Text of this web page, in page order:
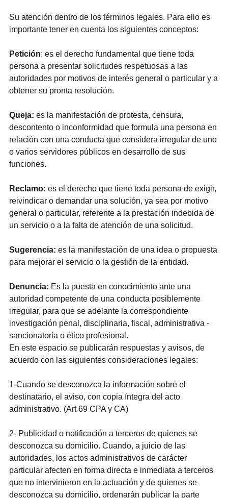
Su atención dentro de los términos legales. Para ello es
importante tener en cuenta los siguientes conceptos:
Petición: es el derecho fundamental que tiene toda
persona a presentar solicitudes respetuosas a las
autoridades por motivos de interés general o particular y a
obtener su pronta resolución.
Queja: es la manifestación de protesta, censura,
descontento o inconformidad que formula una persona en
relación con una conducta que considera irregular de uno
o varios servidores públicos en desarrollo de sus
funciones.
Reclamo: es el derecho que tiene toda persona de exigir,
reivindicar o demandar una solución, ya sea por motivo
general o particular, referente a la prestación indebida de
un servicio o a la falta de atención de una solicitud.
Sugerencia: es la manifestación de una idea o propuesta
para mejorar el servicio o la gestión de la entidad.
Denuncia: Es la puesta en conocimiento ante una
autoridad competente de una conducta posiblemente
irregular, para que se adelante la correspondiente
investigación penal, disciplinaria, fiscal, administrativa -
sancionatoria o ético profesional.
En este espacio se publicarán respuestas y avisos, de
acuerdo con las siguientes consideraciones legales:
1-Cuando se desconozca la información sobre el
destinatario, el aviso, con copia íntegra del acto
administrativo. (Art 69 CPA y CA)
2- Publicidad o notificación a terceros de quienes se
desconozca su domicilio. Cuando, a juicio de las
autoridades, los actos administrativos de carácter
particular afecten en forma directa e inmediata a terceros
que no intervinieron en la actuación y de quienes se
desconozca su domicilio, ordenarán publicar la parte